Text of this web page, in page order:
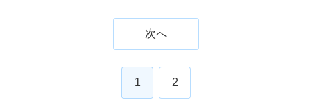
次へ
1 2